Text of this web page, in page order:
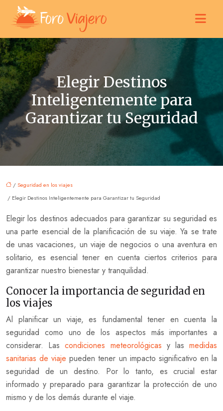
Elegir Destinos
Inteligentemente para
Garantizar tu Seguridad
/Seguridad en los viajes
/ Elegir Destinos Inteligentemente para Garantizar tu Seguridad
Elegir los destinos adecuados para garantizar su seguridad es
una parte esencial de la planificación de su viaje. Ya se trate
de unas vacaciones, un viaje de negocios o una aventura en
solitario, es esencial tener en cuenta ciertos criterios para
garantizar nuestro bienestar y tranquilidad.
Conocer la importancia de seguridad en
los viajes
Al planificar un viaje, es fundamental tener en cuenta la
seguridad como uno de los aspectos más importantes a
considerar. Lascondiciones meteorológicas y lasmedidas
sanitarias de viaje pueden tener un impacto significativo en la
seguridad de un destino. Por lo tanto, es crucial estar
informado y preparado para garantizar la protección de uno
mismo y de los demás durante el viaje.